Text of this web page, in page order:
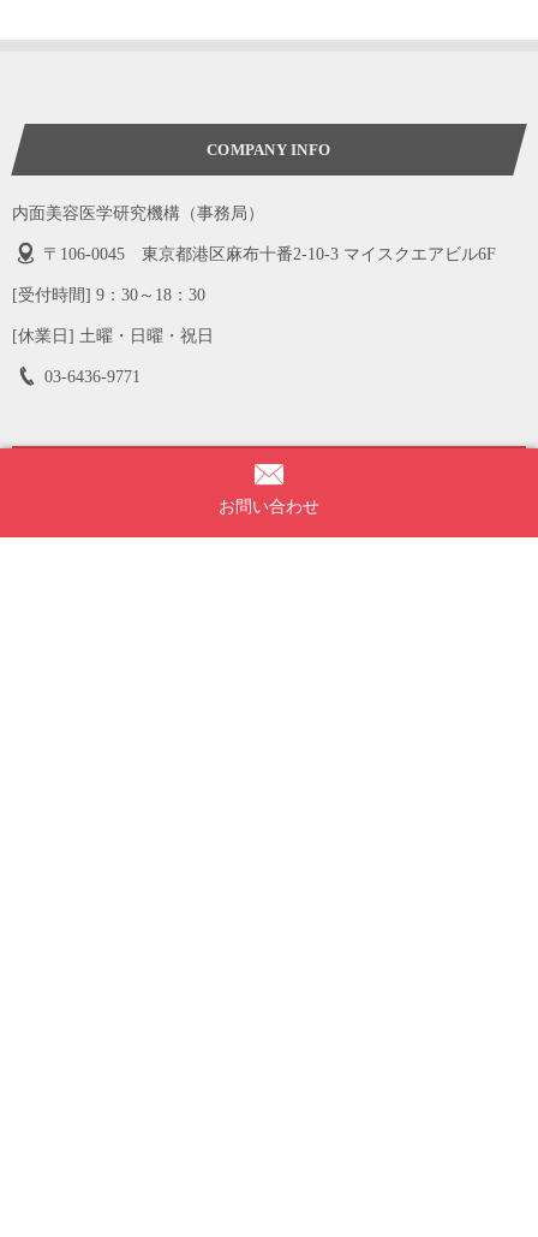
お問い合わせ
COMPANY INFO
内面美容医学研究機構（事務局）
〒106-0045 東京都港区麻布十番2-10-3 マイスクエアビル6F
[受付時間] 9：30～18：30
[休業日] 土曜・日曜・祝日
03-6436-9771
お問い合わせ